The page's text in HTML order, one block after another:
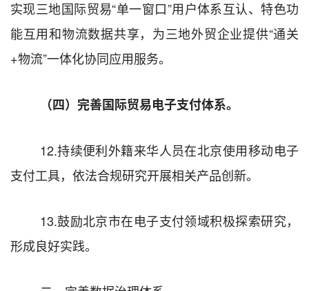
实现三地国际贸易“单一窗口”用户体系互认、特色功
能互用和物流数据共享，为三地外贸企业提供“通关
+物流”一体化协同应用服务。
（四）完善国际贸易电子支付体系。
12.持续便利外籍来华人员在北京使用移动电子
支付工具，依法合规研究开展相关产品创新。
13.鼓励北京市在电子支付领域积极探索研究，
形成良好实践。